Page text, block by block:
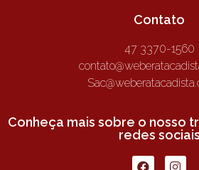
Contato
47 3370-1560
Conheça mais sobre o nosso
redes sociais